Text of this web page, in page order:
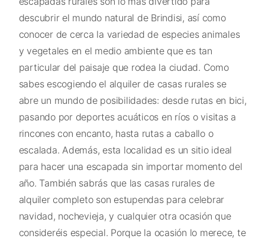
descubrir el mundo natural de Brindisi, así como
conocer de cerca la variedad de especies animales
y vegetales en el medio ambiente que es tan
particular del paisaje que rodea la ciudad. Como
sabes escogiendo el alquiler de casas rurales se
abre un mundo de posibilidades: desde rutas en bici,
pasando por deportes acuáticos en ríos o visitas a
rincones con encanto, hasta rutas a caballo o
escalada. Además, esta localidad es un sitio ideal
para hacer una escapada sin importar momento del
año. También sabrás que las casas rurales de
alquiler completo son estupendas para celebrar
navidad, nochevieja, y cualquier otra ocasión que
consideréis especial. Porque la ocasión lo merece, te